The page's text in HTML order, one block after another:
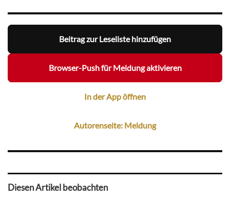
Beitrag zur Leseliste hinzufügen
Browser-Push für Meldung aktivieren
In der App öffnen
Autorenseite: Meldung
Diesen Artikel beobachten